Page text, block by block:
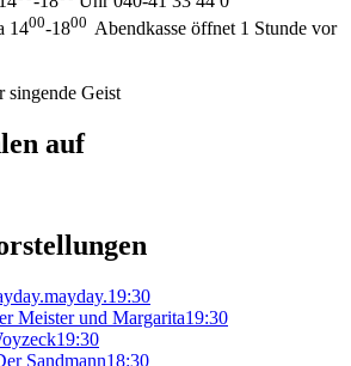
1400-1800 Abendkasse öffnet 1 Stunde vor
singende Geist
auf
19:30
Meister und Margarita19:30
19:30
Sandmann18:30